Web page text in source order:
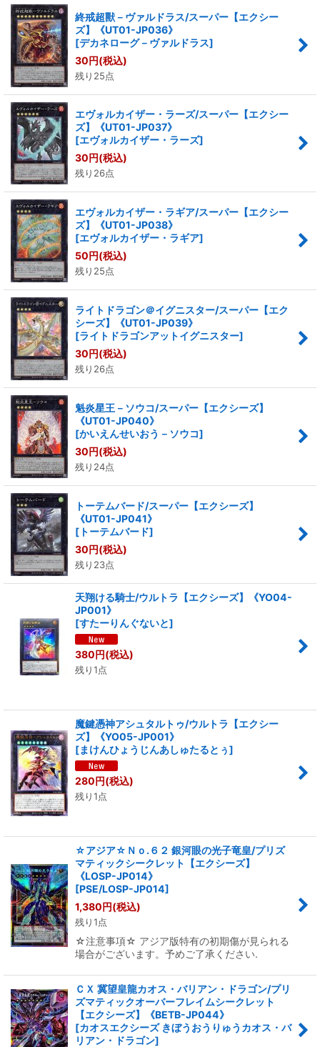
終戒超獸－ヴァルドラス/スーパー【エクシー
ズ】《UT01-JP036》
[デカネローグ－ヴァルドラス]
30円(税込)
残り25点
エヴォルカイザー・ラーズ/スーパー【エクシー
ズ】《UT01-JP037》
[エヴォルカイザー・ラーズ]
30 円(税込)
残り26点
エヴォルカイザー・ラギア/スーパー【エクシー
ズ】《UT01-JP038》
[エヴォルカイザー・ラギア]
50円(税込)
残り25点
ライトドラゴン＠イグニスター/スーパー【エク
シーズ】《UT01-JP039》
[ライトドラゴンアットイグニスター]
30円(税込)
残り26点
魁炎星王－ソウコ/スーパー【エクシーズ】
《UT01-JP040》
[かいえんせいおう－ソウコ]
30円(税込)
残り24点
トーテムバード/スーパー【エクシーズ】
《UT01-JP041》
[ トーテムバード]
30円(税込)
残り23点
天翔ける騎士/ウルトラ【エクシーズ】《YO04-
JP001》
[すたーりんぐないと]
380円(税込)
残り1点
魔鍵憑神アシュタルトゥ/ウルトラ【エクシー
ズ】《YO05-JP001》
[まけんひょうじんあしゅたるとぅ]
280円(税込)
残り1点
☆アジア☆Ｎｏ.６２ 銀河眼の光子竜皇/プリズ
マティックシークレット【エクシーズ】
《LOSP-JP014》
[PSE/LOSP-JP014]
1,380円(税込)
残り1点
☆注意事項☆ アジア版特有の初期傷が見られる
場合がございます。予めご了承ください.
ＣＸ 冀望皇龍カオス・バリアン・ドラゴン/プリ
ズマティックオーバーフレイムシークレット
【エクシーズ】《BETB-JP044》
[カオスエクシーズ きぼうおうりゅうカオス・バ
リアン・ドラゴン]